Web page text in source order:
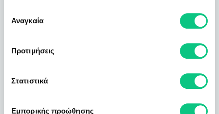
των υπηρεσιών τους.
συγκατάθεσης
Αναγκαία
Προτιμήσεις
Στατιστικά
Εμπορικής προώθησης